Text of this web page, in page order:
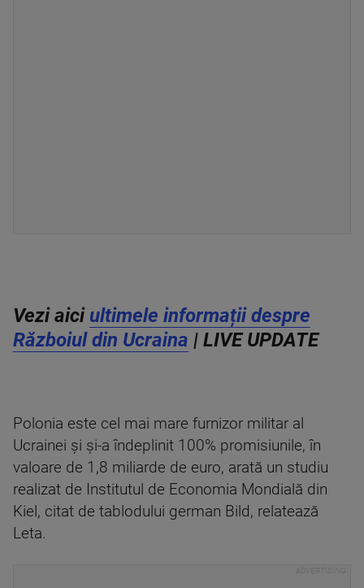
Vezi aici ultimele informații despre
Războiul din Ucraina | LIVE UPDATE
Polonia este cel mai mare furnizor militar al
Ucrainei şi şi-a îndeplinit 100% promisiunile, în
valoare de 1,8 miliarde de euro, arată un studiu
realizat de Institutul de Economia Mondială din
Kiel, citat de tablodului german Bild, relatează
Leta.